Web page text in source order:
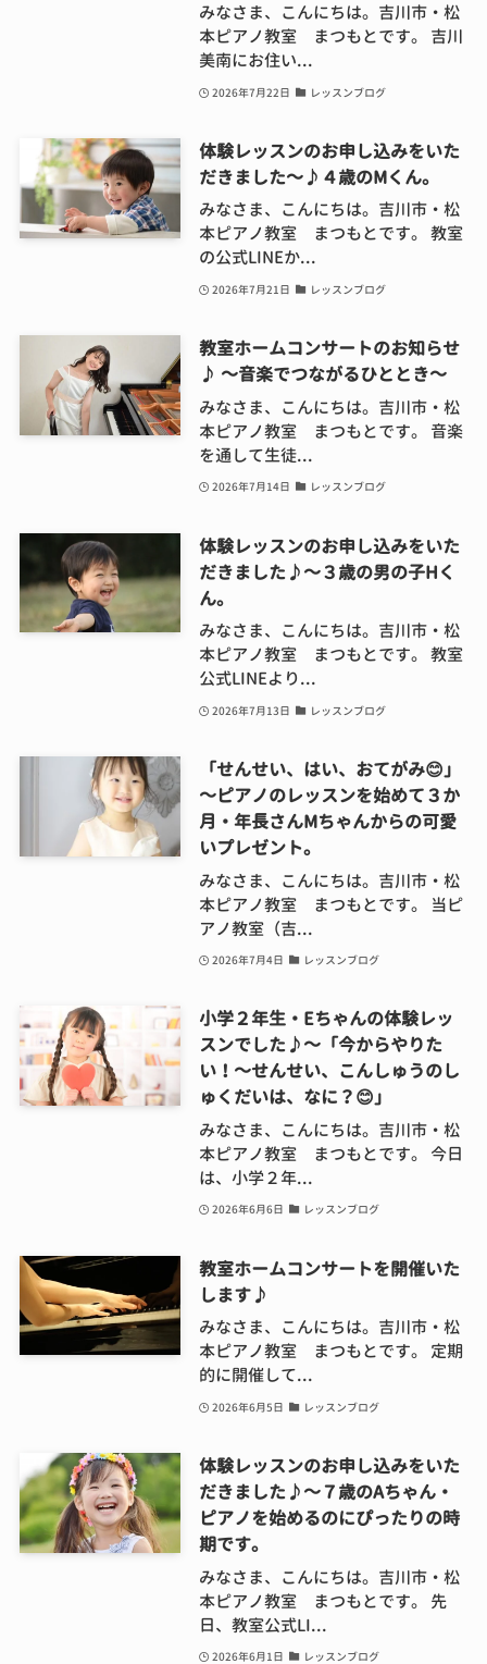
みなさま、こんにちは。吉川市・松
本ピアノ教室 まつもとです。 吉川
美南にお住い...
2026年7月22日 レッスンブログ
体験レッスンのお申し込みをいた
だきました～♪４歳のMくん。
みなさま、こんにちは。吉川市・松
本ピアノ教室 まつもとです。 教室
の公式LINEか...
2026年7月21日 レッスンブログ
教室ホームコンサートのお知らせ
♪ ～音楽でつながるひととき～
みなさま、こんにちは。吉川市・松
本ピアノ教室 まつもとです。 音楽
を通して生徒...
2026年7月14日 レッスンブログ
体験レッスンのお申し込みをいた
だきました♪～３歳の男の子Hく
ん。
みなさま、こんにちは。吉川市・松
本ピアノ教室 まつもとです。 教室
公式LINEより...
2026年7月13日 レッスンブログ
「せんせい、はい、おてがみ😊」
～ピアノのレッスンを始めて３か
月・年長さんMちゃんからの可愛
いプレゼント。
みなさま、こんにちは。吉川市・松
本ピアノ教室 まつもとです。 当ピ
アノ教室（吉...
2026年7月4日 レッスンブログ
小学２年生・Eちゃんの体験レッ
スンでした♪～「今からやりた
い！～せんせい、こんしゅうのし
ゅくだいは、なに？😊」
みなさま、こんにちは。吉川市・松
本ピアノ教室 まつもとです。 今日
は、小学２年...
2026年6月6日 レッスンブログ
教室ホームコンサートを開催いた
します♪
みなさま、こんにちは。吉川市・松
本ピアノ教室 まつもとです。 定期
的に開催して...
2026年6月5日 レッスンブログ
体験レッスンのお申し込みをいた
だきました♪～７歳のAちゃん・
ピアノを始めるのにぴったりの時
期です。
みなさま、こんにちは。吉川市・松
本ピアノ教室 まつもとです。 先
日、教室公式LI...
2026年6月1日 レッスンブログ